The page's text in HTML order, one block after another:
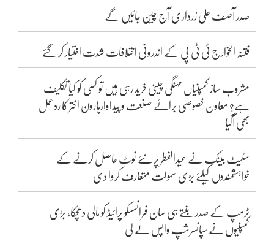
صدر آصف علی زرداری آج چین جائیں گے
فتنہ الخوارج ٹی ٹی پی کے اندرونی اختلافات شدت اختیار کر گئے
مشروب ساز کمپنیاں مہنگی چینی خرید رہی ہیں تو کسی کو کیا تکلیف
ہے؟ معاون خصوصی برائے صنعت و پیداوارہارون اختر کا ردعمل
بھی آگیا
سٹیٹ بینک نے عیدالفطر پر نئے نوٹ حاصل کرنے کے
خواہشمندوں کیلئے بڑی سہولت متعارف کروا دی
ٹرمپ کے صدر بنتے ہی سان فرانسسکو پرائیڈ کو مالی دھچکا، بڑی
کمپنیوں نے سپانسرشپ واپس لے لی